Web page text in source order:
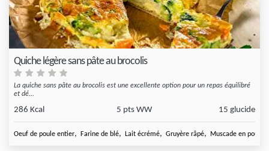
Quiche légère sans pâte au brocolis
La quiche sans pâte au brocolis est une excellente option pour un repas équilibré
et dé...
286 Kcal 5 pts WW 15 glucide
Oeuf de poule entier, Farine de blé, Lait écrémé, Gruyère râpé, Muscade en poudre